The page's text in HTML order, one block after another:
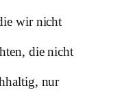
wir nicht
die nicht
nur